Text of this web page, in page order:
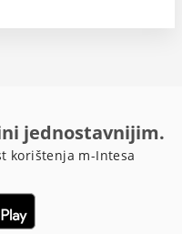
jednostavnijim.
korištenja m-Intesa